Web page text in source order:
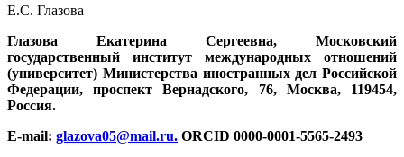
Е.С. Глазова
Глазова Екатерина Сергеевна, Московский
государственный институт международных отношений
(университет) Министерства иностранных дел Российской
Федерации, проспект Вернадского, 76, Москва, 119454,
Россия.
E-mail: glazova05@mail.ru. ORCID 0000-0001-5565-2493